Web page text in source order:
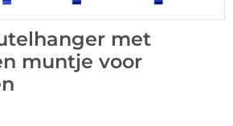
met
muntje voor